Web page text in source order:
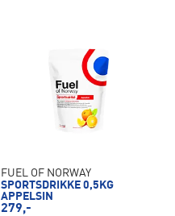
FUEL OF NORWAY
SPORTSDRIKKE 0,5KG
APPELSIN
279,-